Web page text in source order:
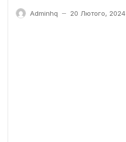
Adminhq — 20 Лютого, 2024